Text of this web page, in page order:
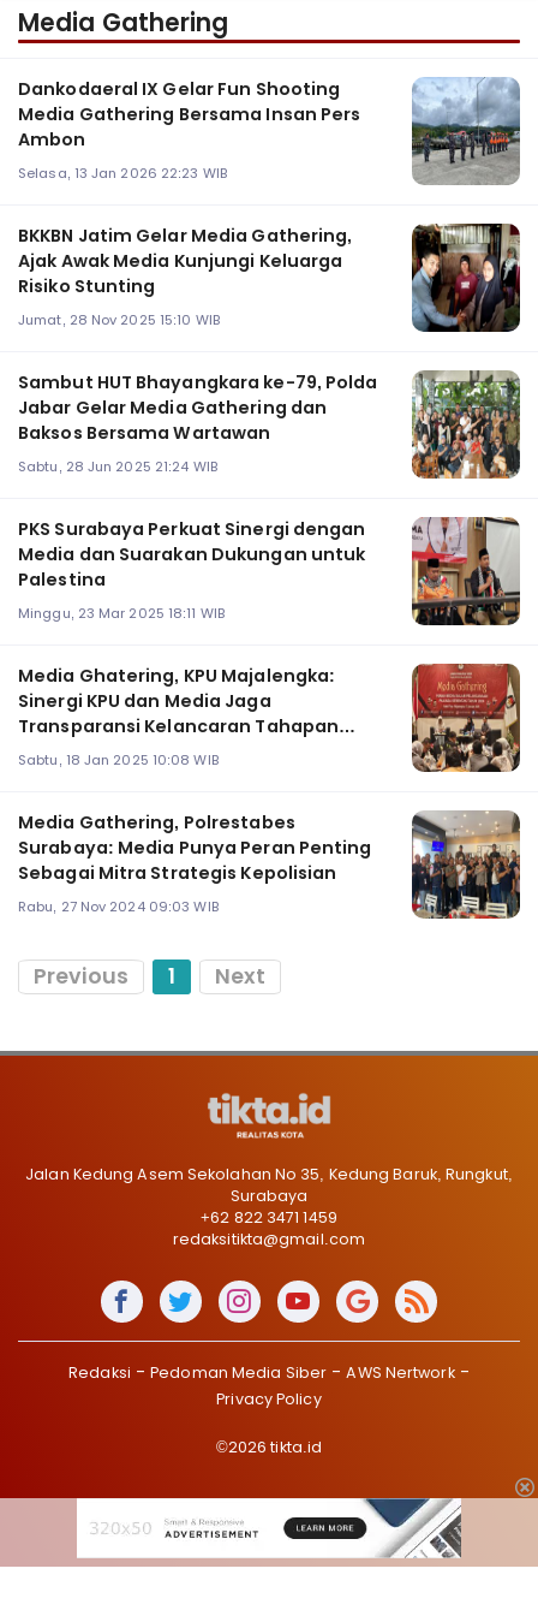
Media Gathering
Dankodaeral IX Gelar Fun Shooting
Media Gathering Bersama Insan Pers
Ambon
Selasa, 13 Jan 2026 22:23 WIB
BKKBN Jatim Gelar Media Gathering,
Ajak Awak Media Kunjungi Keluarga
Risiko Stunting
Jumat, 28 Nov 2025 15:10 WIB
Sambut HUT Bhayangkara ke-79, Polda
Jabar Gelar Media Gathering dan
Baksos Bersama Wartawan
Sabtu, 28 Jun 2025 21:24 WIB
PKS Surabaya Perkuat Sinergi dengan
Media dan Suarakan Dukungan untuk
Palestina
Minggu, 23 Mar 2025 18:11 WIB
Media Ghatering, KPU Majalengka:
Sinergi KPU dan Media Jaga
Transparansi Kelancaran Tahapan
Pilkada
Sabtu, 18 Jan 2025 10:08 WIB
Media Gathering, Polrestabes
Surabaya: Media Punya Peran Penting
Sebagai Mitra Strategis Kepolisian
Rabu, 27 Nov 2024 09:03 WIB
Previous 1 Next
Jalan Kedung Asem Sekolahan No 35, Kedung Baruk, Rungkut,
Surabaya
+62 822 3471 1459
redaksitikta@gmail.com
Redaksi Pedoman Media Siber
AWS Nertwork
Privacy Policy
©2026 tikta.id